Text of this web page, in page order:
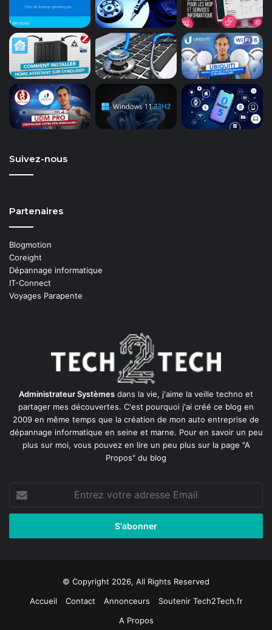
Suivez-nous
Partenaires
Blogmotion
Coreight
Dépannage informatique
IT-Connect
Voyages Parapente
Administrateur Systèmes dans la vie, j'aime la veille techno et
partager mes découvertes. C'est pourquoi j'ai créé ce blog en
2009 en même temps que la création de mon auto entreprise de
dépannage informatique en seine et marne. Pour en savoir un peu
plus sur moi, vous pouvez en lire un peu plus sur la page "A
Propos" du blog
votre
adresse
© Copyright 2026, All Rights Reserved
Accueil
Contact Annonceurs
Soutenir Tech2Tech.fr
A Propos